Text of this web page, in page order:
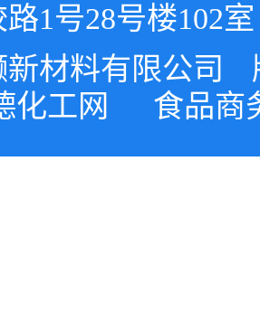
1号28号楼102室
材料有限公司
化工网 食品商